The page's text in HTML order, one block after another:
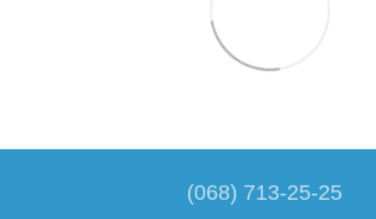
(068) 713-25-25